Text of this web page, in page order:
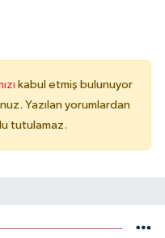
kabul etmiş bulunuyor
Yazılan yorumlardan
tutulamaz.